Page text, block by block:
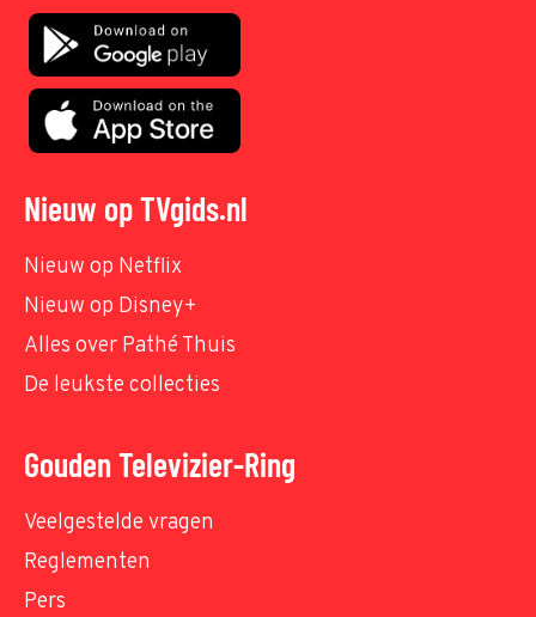
Nieuw op TVgids.nl
Nieuw op Netflix
Nieuw op Disney+
Alles over Pathé Thuis
De leukste collecties
Gouden Televizier-Ring
Veelgestelde vragen
Reglementen
Pers